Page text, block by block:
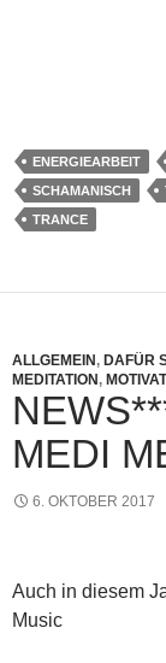
ENERGIEARBEIT
SCHAMANISCH
TRANCE
ALLGEMEIN, DAFÜR
MEDITATION,
MEDI
6. OKTOBER 2017
Auch in diesem
Music